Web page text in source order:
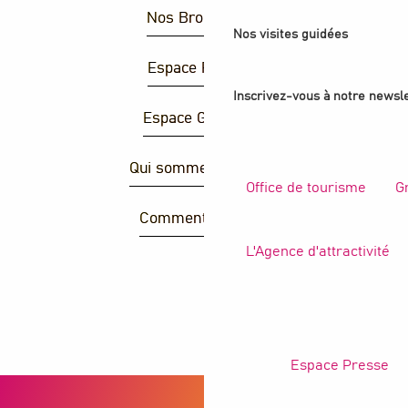
Nos visites guidées
Inscrivez-vous à notre
Office de tourisme
L'Agence d'attractivité
Espace Presse
Nos Brochures
Espace Presse
Espace Groupes
Qui sommes-nous ?
Comment venir ?